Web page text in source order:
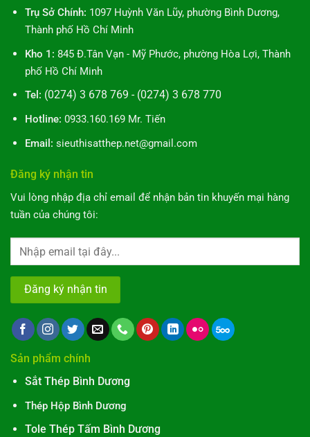
Cần
Biết
Hướng
Dẫn
10
Bước
Toàn
Diện
Trụ Sở Chính: 1097 Huỳnh Văn Lũy, phường Bình Dương,
Thành phố Hồ Chí Minh
Kho 1: 845 Đ.Tân Vạn - Mỹ Phước, phường Hòa Lợi, Thành
phố Hồ Chí Minh
Tel: (0274) 3 678 769 - (0274) 3 678 770
Hotline: 0933.160.169 Mr. Tiến
Email: sieuthisatthep.net@gmail.com
Đăng ký nhận tin
Vui lòng nhập địa chỉ email để nhận bản tin khuyến mại hàng
tuần của chúng tôi:
Sản phẩm chính
Sắt Thép Bình Dương
Thép Hộp Bình Dương
Tole Thép Tấm Bình Dương